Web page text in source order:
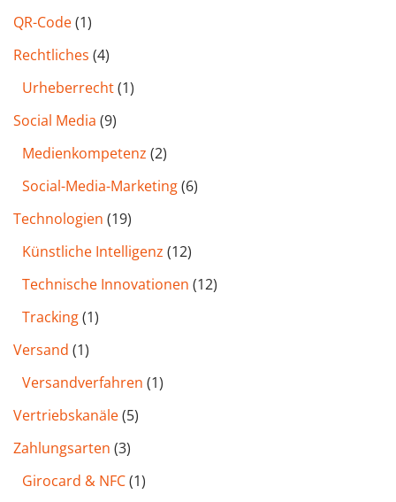
QR-Code(1)
Rechtliches (4)
Urheberrecht(1)
Social Media (9)
Medienkompetenz (2)
Social-Media-Marketing(6)
Technologien (19)
Künstliche Intelligenz (12)
Technische Innovationen (12)
Tracking(1)
Versand (1)
Versandverfahren (1)
Vertriebskanäle(5)
Zahlungsarten (3)
Girocard & NFC(1)